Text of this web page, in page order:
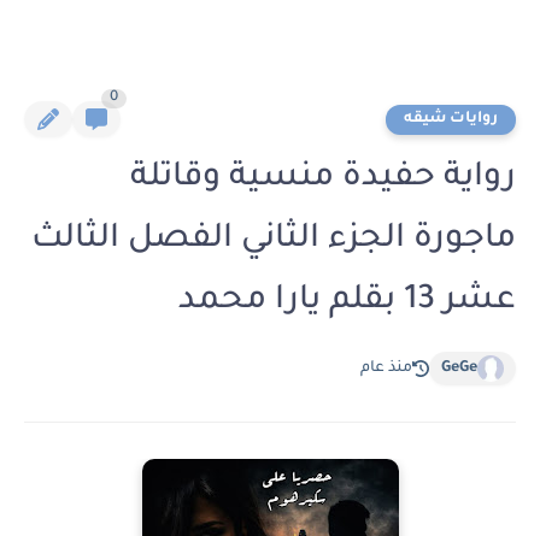
روايات شيقه
0
رواية حفيدة منسية وقاتلة
ماجورة الجزء الثاني الفصل الثالث
عشر 13 بقلم يارا محمد
GeGe منذ عام